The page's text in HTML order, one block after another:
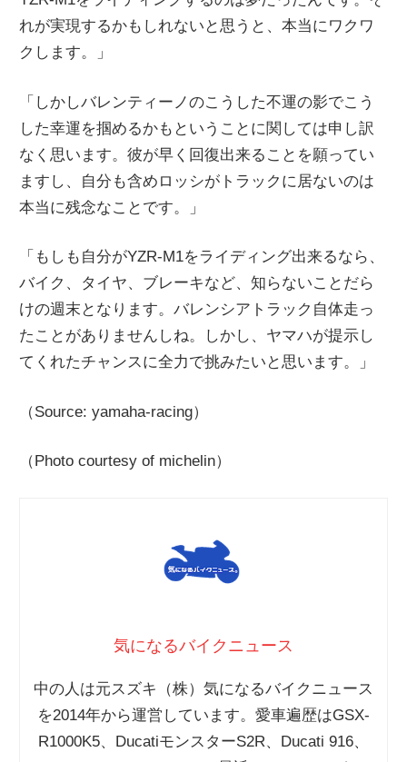
れが実現するかもしれないと思うと、本当にワクワ
クします。」
「しかしバレンティーノのこうした不運の影でこう
した幸運を掴めるかもということに関しては申し訳
なく思います。彼が早く回復出来ることを願ってい
ますし、自分も含めロッシがトラックに居ないのは
本当に残念なことです。」
「もしも自分がYZR-M1をライディング出来るなら、
バイク、タイヤ、ブレーキなど、知らないことだら
けの週末となります。バレンシアトラック自体走っ
たことがありませんしね。しかし、ヤマハが提示し
てくれたチャンスに全力で挑みたいと思います。」
（Source: yamaha-racing）
（Photo courtesy of michelin）
気になるバイクニュース
中の人は元スズキ（株）気になるバイクニュース
を2014年から運営しています。愛車遍歴はGSX-
R1000K5、DucatiモンスターS2R、Ducati 916、